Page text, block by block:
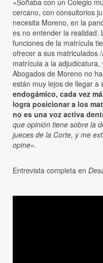
«Soñaba con un Colegio
cercano, con consultorios
necesita Moreno, en la
es no entender la realidad.
funciones de la matrícula
ofrecer a sus matriculados
matrícula a la
Abogados de Moreno no
están muy lejos de llegar a
endogámico, cada vez
logra posicionar a los
no es una voz activa
que opinión tiene sobre la
jueces de la Corte, y me
opine«.
Entrevista completa en